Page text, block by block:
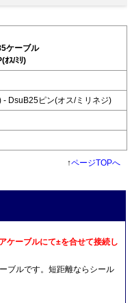
ケーブル
ｵｽ/ﾐﾘ)
- DsuB25ピン(オス/ミリネジ)
↑ページTOPへ
ケーブルにて±を合せて接続し
ブルです。短距離ならシール